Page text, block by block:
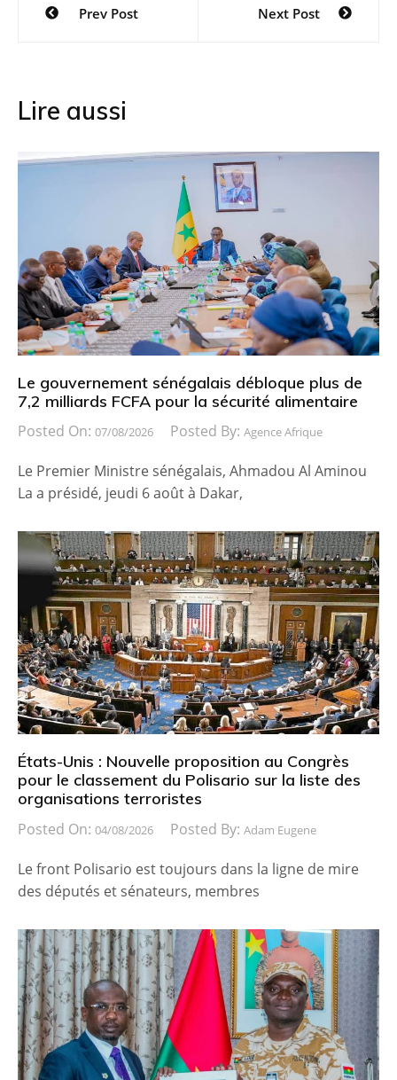
Prev Post Next Post
Lire aussi
Le gouvernement sénégalais débloque plus de
7,2 milliards FCFA pour la sécurité alimentaire
Posted On: 07/08/2026 Posted By: Agence Afrique
Le Premier Ministre sénégalais, Ahmadou Al Aminou
La a présidé, jeudi 6 août à Dakar,
États-Unis : Nouvelle proposition au Congrès
pour le classement du Polisario sur la liste des
organisations terroristes
Posted On: 04/08/2026 Posted By: Adam Eugene
Le front Polisario est toujours dans la ligne de mire
des députés et sénateurs, membres